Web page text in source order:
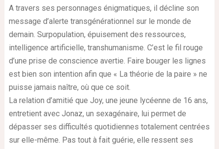
A travers ses personnages énigmatiques, il décline son
message d’alerte transgénérationnel sur le monde de
demain. Surpopulation, épuisement des ressources,
intelligence artificielle, transhumanisme. C’est le fil rouge
d’une prise de conscience avertie. Faire bouger les lignes
est bien son intention afin que « La théorie de la paire » ne
puisse jamais naître, où que ce soit.
La relation d’amitié que Joy, une jeune lycéenne de 16 ans,
entretient avec Jonaz, un sexagénaire, lui permet de
dépasser ses difficultés quotidiennes totalement centrées
sur elle-même. Pas tout à fait guérie, elle ressent ses